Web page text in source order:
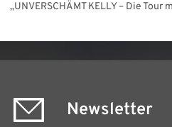
„UNVERSCHÄMT KELLY – Die Tour
Newsletter